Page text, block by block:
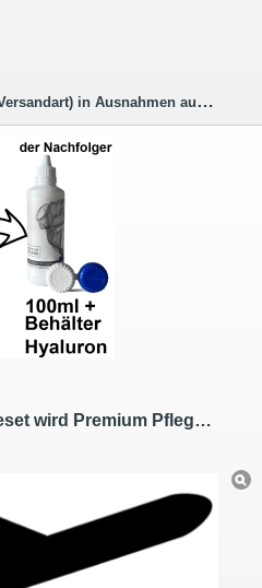
in Ausnahmen auch länger.
Aus All In One Light Reiseset wird Premium Pflege Kombilösung Reiseset mit Hyaluron 100ml / 1 Behälter